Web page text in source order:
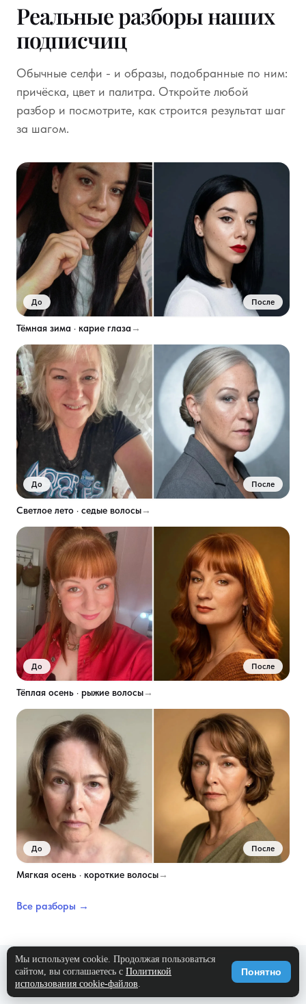
Реальные разборы наших
подписчиц
Обычные селфи - и образы, подобранные по ним:
причёска, цвет и палитра. Откройте любой
разбор и посмотрите, как строится результат шаг
за шагом.
До После
Тёмная зима · карие глаза →
До После
Светлое лето · седые волосы→
До После
Тёплая осень · рыжие волосы→
До После
Мягкая осень · короткие волосы→
Все разборы →
Мы используем cookie. Продолжая пользоваться
сайтом, вы соглашаетесь с Политикой
использования cookie-файлов.
Понятно